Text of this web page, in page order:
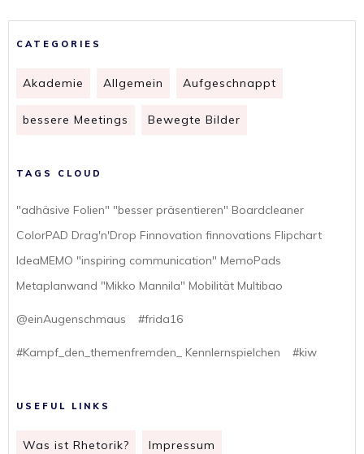
CATEGORIES
Akademie Allgemein Aufgeschnappt
bessere Meetings Bewegte Bilder
TAGS CLOUD
"adhäsive Folien" "besser präsentieren" Boardcleaner
ColorPAD Drag'n'Drop Finnovation finnovations Flipchart
IdeaMEMO "inspiring communication" MemoPads
Metaplanwand "Mikko Mannila" Mobilität Multibao
@einAugenschmaus #frida16
#Kampf_den_themenfremden_ Kennlernspielchen #kiw
USEFUL LINKS
Was ist Rhetorik? Impressum